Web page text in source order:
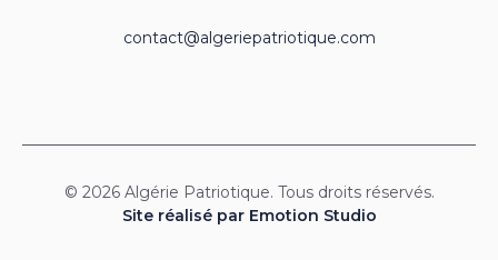
contact@algeriepatriotique.com
© 2026 Algérie Patriotique. Tous droits réservés.
Site réalisé par Emotion Studio